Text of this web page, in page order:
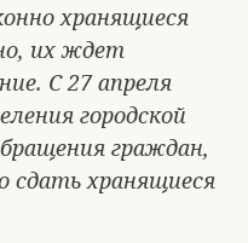
хранящиеся
их ждет
С 27 апреля
городской
граждан,
сдать хранящиеся